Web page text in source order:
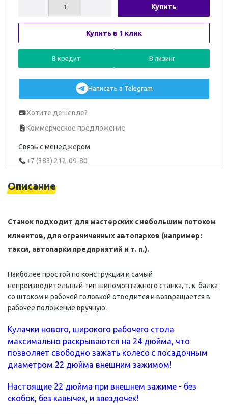
Купить
Купить в 1 клик
В кредит В лизинг
Написать в Telegram
Хотите дешевле?
Коммерческое предложение
Связь с менеджером
+7 (383) 212-09-80
Описание
Станок подходит для мастерских с небольшим потоком
клиентов, для ограниченных автопарков (например:
такси, автопарки предприятий и т. п.).
Наиболее простой по конструкции и самый
непроизводительный тип шиномонтажного станка, т. к. балка
со штоком и рабочей головкой отводится и возвращается в
рабочее положение вручную.
Кулачки нового, широкого рабочего стола
максимально раскрываются на 24 дюйма, что
позволяет свободно зажать колесо с посадочным
диаметром 22 дюйма внешним зажимом!
Настоящие 22 дюйма при внешнем зажиме - без
скобок, без кавычек, и звездочек!